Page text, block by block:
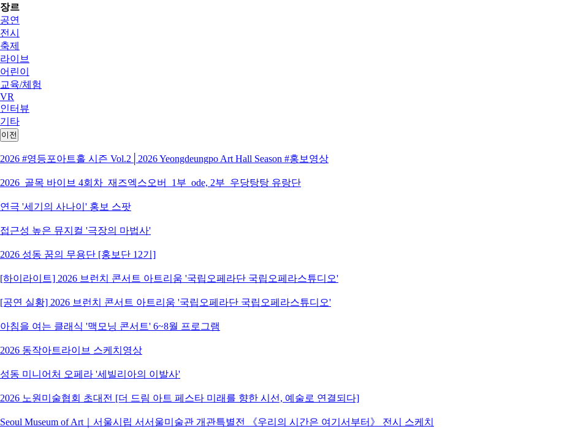
장르
공연
전시
축제
라이브
어린이
교육/체험
VR
인터뷰
기타
이전
2026 #영등포아트홀 시즌 Vol.2│2026 Yeongdeungpo Art Hall Season #홍보영상
2026_골목 바이브 4회차_재즈엑스오버_1부_ode, 2부_우당탕탕 유랑단
연극 '세기의 사나이' 홍보 스팟
접근성 높은 뮤지컬 '극장의 마법사'
2026 성동 꿈의 무용단 [홍보단 12기]
[하이라이트] 2026 브런치 콘서트 아트리움 '국립오페라단 국립오페라스튜디오'
[공연 실황] 2026 브런치 콘서트 아트리움 '국립오페라단 국립오페라스튜디오'
아침을 여는 클래식 '맥모닝 콘서트' 6~8월 프로그램
2026 동작아트라이브 스케치영상
성동 미니어처 오페라 '세빌리아의 이발사'
2026 노원미술협회 초대전 [더 드림 아트 페스타 미래를 향한 시선, 예술로 연결되다]
Seoul Museum of Art｜서울시립 서서울미술관 개관특별전 《우리의 시간은 여기서부터》 전시 스케치